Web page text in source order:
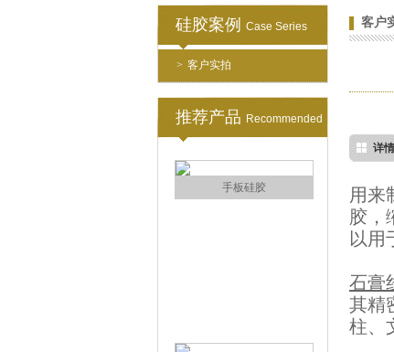
硅胶案例 Case Series
> 客户实拍
推荐产品 Recommended
注射硅胶
手板硅胶
客户
详
用来
胶，
以用
石膏
其精
柱、